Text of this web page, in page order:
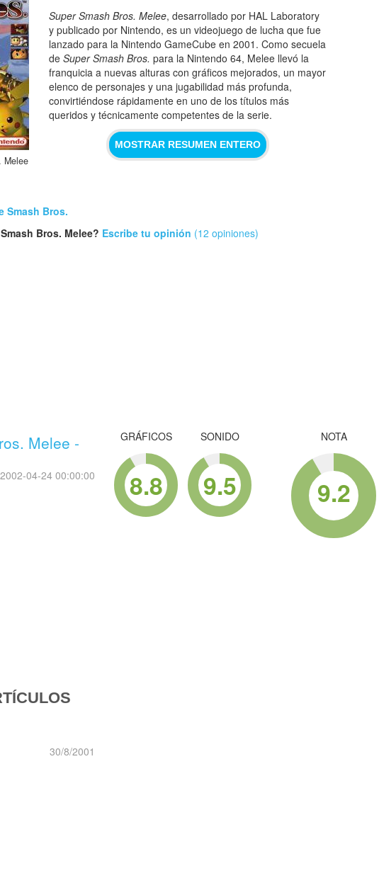
Melee
Super Smash Bros. Melee, desarrollado por HAL Laboratory
y publicado por Nintendo, es un videojuego de lucha que fue
lanzado para la Nintendo GameCube en 2001. Como secuela
de Super Smash Bros. para la Nintendo 64, Melee llevó la
franquicia a nuevas alturas con gráficos mejorados, un mayor
elenco de personajes y una jugabilidad más profunda,
convirtiéndose rápidamente en uno de los títulos más
queridos y técnicamente competentes de la serie.
MOSTRAR RESUMEN ENTERO
Smash Bros.
Bros. Melee? Escribe tu opinión (12 opiniones)
Melee -
2002-04-24 00:00:00
GRÁFICOS
8.8
SONIDO
9.5
NOTA
9.2
30/8/2001